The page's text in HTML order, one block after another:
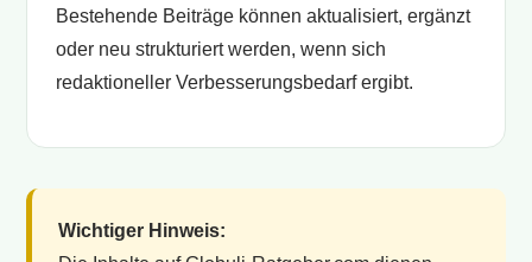
Bestehende Beiträge können aktualisiert, ergänzt
oder neu strukturiert werden, wenn sich
redaktioneller Verbesserungsbedarf ergibt.
Wichtiger Hinweis: